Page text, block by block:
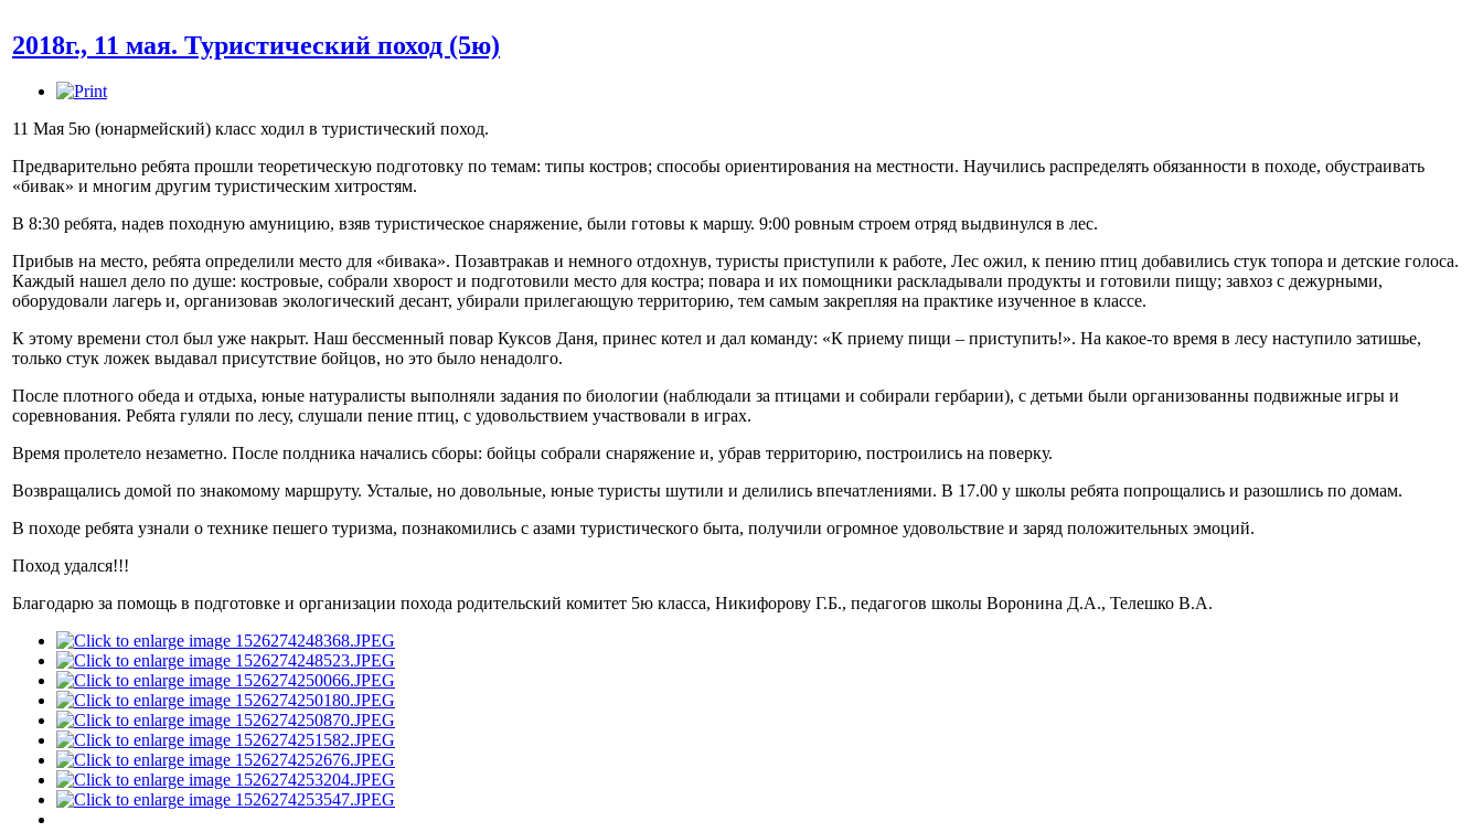
2018г., 11 мая. Туристический поход (5ю)
11 Мая 5ю (юнармейский) класс ходил в туристический поход.
Предварительно ребята прошли теоретическую подготовку по темам: типы костров; способы ориентирования на местности. Научились распределять обязанности в походе, обустраивать
«бивак» и многим другим туристическим хитростям.
В 8:30 ребята, надев походную амуницию, взяв туристическое снаряжение, были готовы к маршу. 9:00 ровным строем отряд выдвинулся в лес.
Прибыв на место, ребята определили место для «бивака». Позавтракав и немного отдохнув, туристы приступили к работе, Лес ожил, к пению птиц добавились стук топора и детские голоса.
Каждый нашел дело по душе: костровые, собрали хворост и подготовили место для костра; повара и их помощники раскладывали продукты и готовили пищу; завхоз с дежурными,
оборудовали лагерь и, организовав экологический десант, убирали прилегающую территорию, тем самым закрепляя на практике изученное в классе.
К этому времени стол был уже накрыт. Наш бессменный повар Куксов Даня, принес котел и дал команду: «К приему пищи – приступить!». На какое-то время в лесу наступило затишье,
только стук ложек выдавал присутствие бойцов, но это было ненадолго.
После плотного обеда и отдыха, юные натуралисты выполняли задания по биологии (наблюдали за птицами и собирали гербарии), с детьми были организованны подвижные игры и
соревнования. Ребята гуляли по лесу, слушали пение птиц, с удовольствием участвовали в играх.
Время пролетело незаметно. После полдника начались сборы: бойцы собрали снаряжение и, убрав территорию, построились на поверку.
Возвращались домой по знакомому маршруту. Усталые, но довольные, юные туристы шутили и делились впечатлениями. В 17.00 у школы ребята попрощались и разошлись по домам.
В походе ребята узнали о технике пешего туризма, познакомились с азами туристического быта, получили огромное удовольствие и заряд положительных эмоций.
Поход удался!!!
Благодарю за помощь в подготовке и организации похода родительский комитет 5ю класса, Никифорову Г.Б., педагогов школы Воронина Д.А., Телешко В.А.